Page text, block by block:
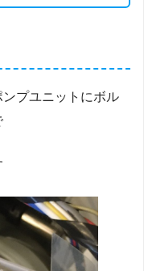
プユニットにボル